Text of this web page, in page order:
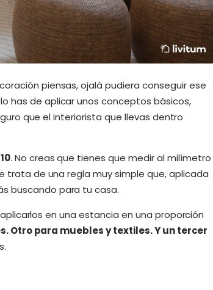
piensas, ojalá pudiera conseguir ese
has de aplicar unos conceptos básicos,
que el interiorista que llevas dentro
. No creas que tienes que medir al milímetro
de una regla muy simple que, aplicada
buscando para tu casa.
en una estancia en una proporción
Otro para muebles y textiles. Y un tercer